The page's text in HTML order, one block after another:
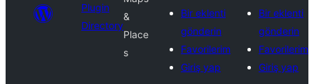
Plugin
Directory
&
Place
s
Bir eklenti
gönderin
Favorilerim
Giriş yap
Bir eklenti
gönderin
Favorilerim
Giriş yap